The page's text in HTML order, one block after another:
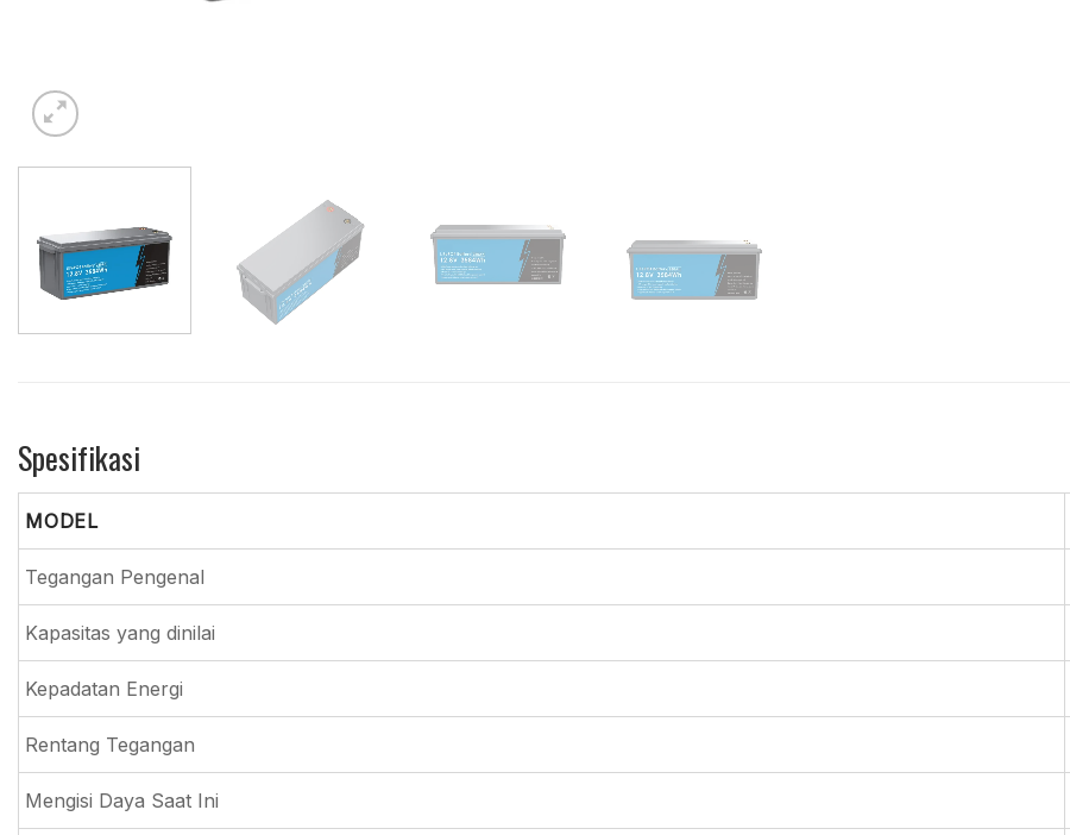
Spesifikasi
MODEL
Tegangan Pengenal
Kapasitas yang dinilai
Kepadatan Energi
Rentang Tegangan
Mengisi Daya Saat Ini